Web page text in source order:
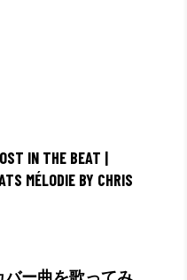
IN THE BEAT |
MÉLODIE BY CHRIS